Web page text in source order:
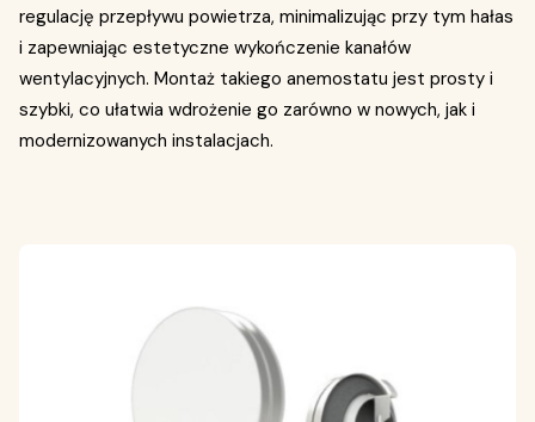
regulację przepływu powietrza, minimalizując przy tym hałas
i zapewniając estetyczne wykończenie kanałów
wentylacyjnych. Montaż takiego anemostatu jest prosty i
szybki, co ułatwia wdrożenie go zarówno w nowych, jak i
modernizowanych instalacjach.